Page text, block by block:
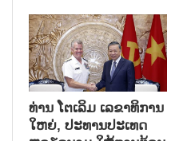
ທ່ານ ໂຕ​ເລິມ ເລ​ຂາ​ທິ​ການ​
ໃຫຍ່, ປະ​ທານ​ປະ​ເທດ ​